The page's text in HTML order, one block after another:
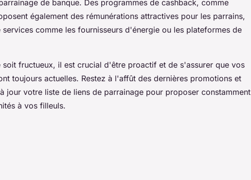
de banque. Des programmes de cashback, comme
également des rémunérations attractives pour les parrains,
comme les fournisseurs d'énergie ou les plateformes de
soit fructueux, il est crucial d'être proactif et de s'assurer que vos
toujours actuelles. Restez à l'affût des dernières promotions et
jour votre liste de liens de parrainage pour proposer constamment
à vos filleuls.